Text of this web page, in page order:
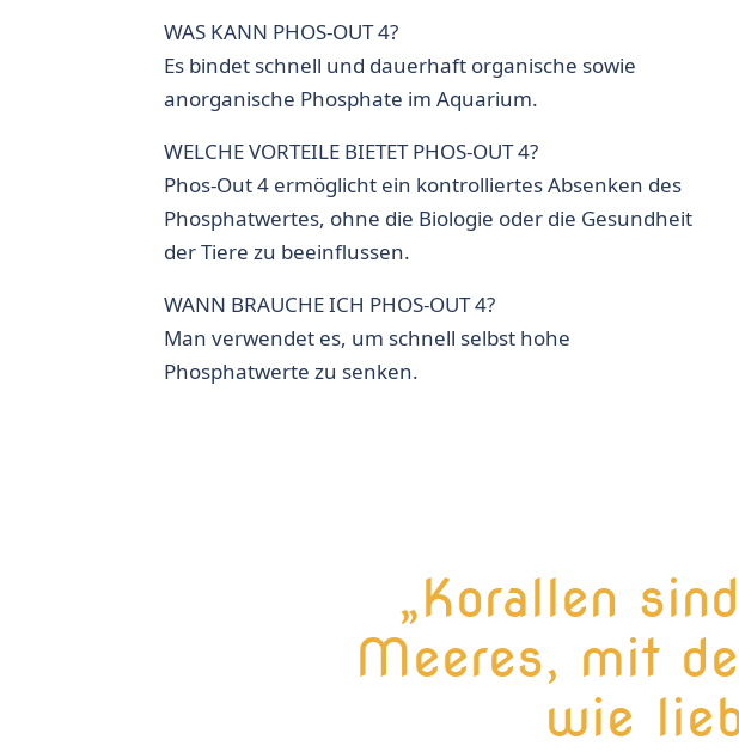
WAS KANN PHOS-OUT 4?
Es bindet schnell und dauerhaft organische sowie
anorganische Phosphate im Aquarium.
WELCHE VORTEILE BIETET PHOS-OUT 4?
Phos-Out 4 ermöglicht ein kontrolliertes Absenken des
Phosphatwertes, ohne die Biologie oder die Gesundheit
der Tiere zu beeinflussen.
WANN BRAUCHE ICH PHOS-OUT 4?
Man verwendet es, um schnell selbst hohe
Phosphatwerte zu senken.
„Korallen
Meeres, mit
wie